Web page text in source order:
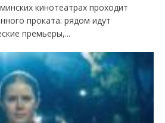
кинотеатрах проходит
проката: рядом идут
премьеры,...